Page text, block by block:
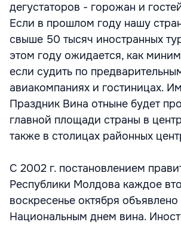
дегустаторов - горожан и
Если в прошлом году нашу
свыше 50 тысяч иностранных
этом году ожидается, как
если судить по
авиакомпаниях и гостиницах.
Праздник Вина отныне будет
главной площади страны в
также в столицах районных
С 2002 г. постановлением
Республики Молдова каждое
воскресенье октября объявлено
Национальным днем вина.